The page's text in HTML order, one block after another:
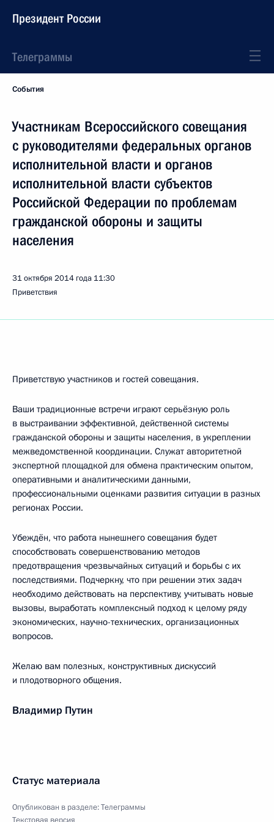
Президент России
Телеграммы
События
Участникам Всероссийского совещания
с руководителями федеральных органов
исполнительной власти и органов
исполнительной власти субъектов
Российской Федерации по проблемам
гражданской обороны и защиты
населения
31 октября 2014 года 11:30
Приветствия
Приветствую участников и гостей совещания.
Ваши традиционные встречи играют серьёзную роль
в выстраивании эффективной, действенной системы
гражданской обороны и защиты населения, в укреплении
межведомственной координации. Служат авторитетной
экспертной площадкой для обмена практическим опытом,
оперативными и аналитическими данными,
профессиональными оценками развития ситуации в разных
регионах России.
Убеждён, что работа нынешнего совещания будет
способствовать совершенствованию методов
предотвращения чрезвычайных ситуаций и борьбы с их
последствиями. Подчеркну, что при решении этих задач
необходимо действовать на перспективу, учитывать новые
вызовы, выработать комплексный подход к целому ряду
экономических, научно-технических, организационных
вопросов.
Желаю вам полезных, конструктивных дискуссий
и плодотворного общения.
Владимир Путин
Статус материала
Опубликован в разделе:Телеграммы